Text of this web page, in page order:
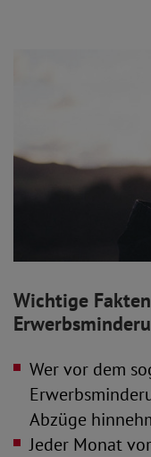
Wichtige
Wer vor dem
Abzüge
Jeder Monat